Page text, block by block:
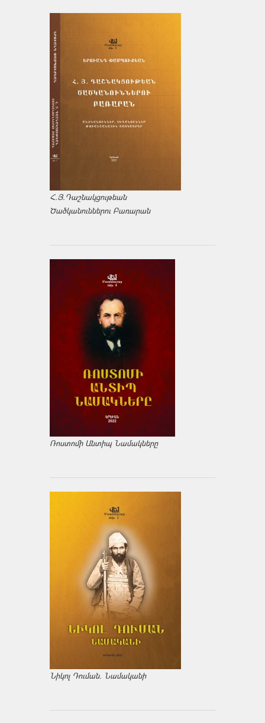
Հ.Յ.Դաշնակցութեան
Ծածկանուններու Բառարան
Ռոստոմի Անտիպ Նամակները
Նիկոլ Դուման. Նամականի